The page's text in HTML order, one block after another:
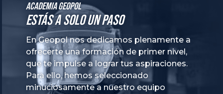
Academia GeoPol
Estás a solo un paso
En Geopol nos dedicamos plenamente a
ofrecerte una formación de primer nivel,
que te impulse a lograr tus aspiraciones.
Para ello, hemos seleccionado
minuciosamente a nuestro equipo